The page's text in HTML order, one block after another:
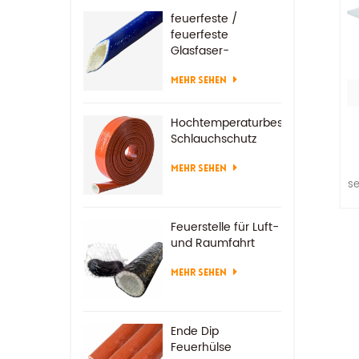
feuerfeste /
feuerfeste
Glasfaser-
MEHR SEHEN
Hochtemperaturbeständiger
Schlauchschutz
MEHR SEHEN
Feuerstelle für Luft-
und Raumfahrt
MEHR SEHEN
Ende Dip
Feuerhülse